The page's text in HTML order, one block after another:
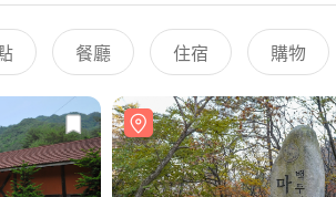
餐廳 住宿 購物